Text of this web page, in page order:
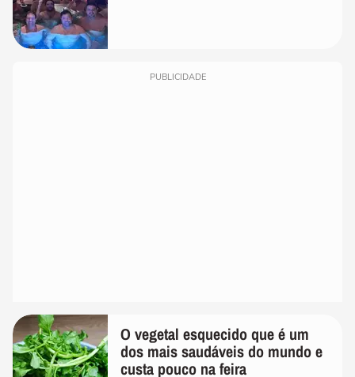
PUBLICIDADE
O vegetal esquecido que é um
dos mais saudáveis do mundo e
custa pouco na feira